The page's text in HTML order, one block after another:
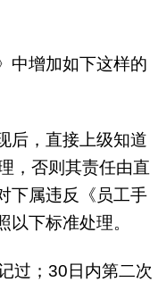
中增加如下这样的
后，直接上级知道
，否则其责任由直
下属违反《员工手
下标准处理。
过；30日内第二次